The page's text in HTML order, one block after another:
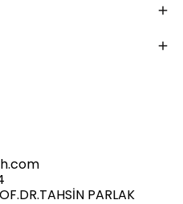
PARLAK